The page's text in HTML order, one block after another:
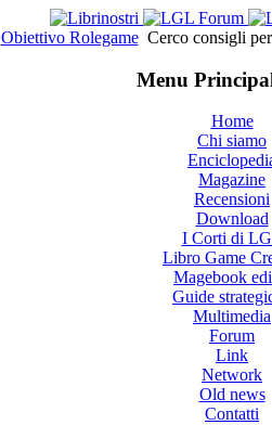
Obiettivo Rolegame Cerco consigli
Menu
Home
Chi siamo
Magazine
Recensioni
Download
I Corti di
Libro Game
Magebook
Guide
Multimedia
Forum
Link
Network
Old news
Contatti